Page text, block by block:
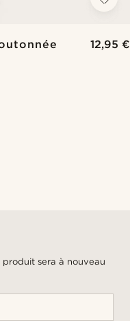
12,95 €
sera à nouveau